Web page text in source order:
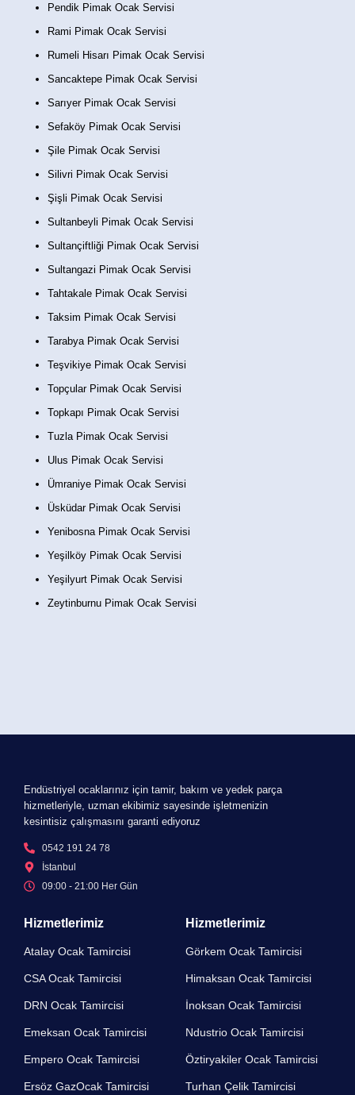
Pendik Pimak Ocak Servisi
Rami Pimak Ocak Servisi
Rumeli Hisarı Pimak Ocak Servisi
Sancaktepe Pimak Ocak Servisi
Sarıyer Pimak Ocak Servisi
Sefaköy Pimak Ocak Servisi
Şile Pimak Ocak Servisi
Silivri Pimak Ocak Servisi
Şişli Pimak Ocak Servisi
Sultanbeyli Pimak Ocak Servisi
Sultançiftliği Pimak Ocak Servisi
Sultangazi Pimak Ocak Servisi
Tahtakale Pimak Ocak Servisi
Taksim Pimak Ocak Servisi
Tarabya Pimak Ocak Servisi
Teşvikiye Pimak Ocak Servisi
Topçular Pimak Ocak Servisi
Topkapı Pimak Ocak Servisi
Tuzla Pimak Ocak Servisi
Ulus Pimak Ocak Servisi
Ümraniye Pimak Ocak Servisi
Üsküdar Pimak Ocak Servisi
Yenibosna Pimak Ocak Servisi
Yeşilköy Pimak Ocak Servisi
Yeşilyurt Pimak Ocak Servisi
Zeytinburnu Pimak Ocak Servisi
Endüstriyel ocaklarınız için tamir, bakım ve yedek parça
hizmetleriyle, uzman ekibimiz sayesinde işletmenizin
kesintisiz çalışmasını garanti ediyoruz
0542 191 24 78
İstanbul
09:00 - 21:00 Her Gün​
Hizmetlerimiz
Atalay Ocak Tamircisi
CSA Ocak Tamircisi
DRN Ocak Tamircisi​
Emeksan Ocak Tamircisi​
Empero Ocak Tamircisi​
Ersöz GazOcak Tamircisi​
Hizmetlerimiz
Görkem Ocak Tamircisi
Himaksan Ocak Tamircisi
İnoksan Ocak Tamircisi
Ndustrio Ocak Tamircisi
Öztiryakiler Ocak Tamircisi
Turhan Çelik Tamircisi